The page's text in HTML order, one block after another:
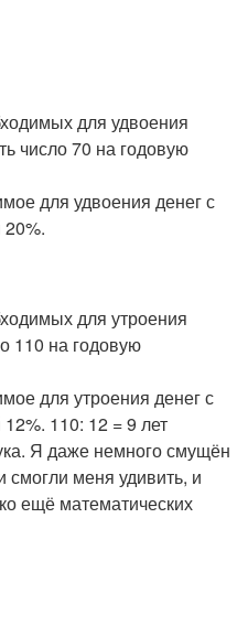
для удвоения
число 70 на годовую
для удвоения денег с
20%.
для утроения
110 на годовую
для утроения денег с
110: 12 = 9 лет
Я даже немного смущён
смогли меня удивить, и
ещё математических